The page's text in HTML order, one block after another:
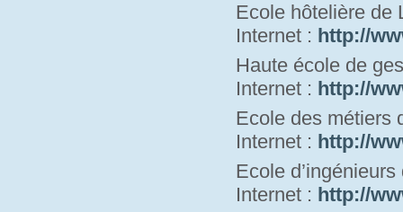
Ecole hôtelière de
Internet : http://
Haute école de
Internet : http://
Ecole des métiers
Internet : http://
Ecole
Internet : http://